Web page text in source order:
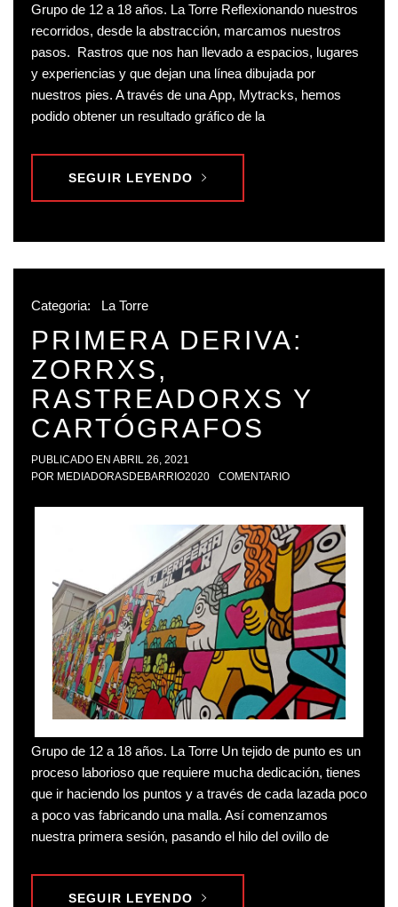
Grupo de 12 a 18 años. La Torre Reflexionando nuestros
recorridos, desde la abstracción, marcamos nuestros
pasos. Rastros que nos han llevado a espacios, lugares
y experiencias y que dejan una línea dibujada por
nuestros pies. A través de una App, Mytracks, hemos
podido obtener un resultado gráfico de la
SEGUIR LEYENDO
Categoria: La Torre
PRIMERA DERIVA:
ZORRXS,
RASTREADORXS Y
CARTÓGRAFOS
PUBLICADO EN ABRIL 26, 2021
POR MEDIADORASDEBARRIO2020 COMENTARIO
Grupo de 12 a 18 años. La Torre Un tejido de punto es un
proceso laborioso que requiere mucha dedicación, tienes
que ir haciendo los puntos y a través de cada lazada poco
a poco vas fabricando una malla. Así comenzamos
nuestra primera sesión, pasando el hilo del ovillo de
SEGUIR LEYENDO